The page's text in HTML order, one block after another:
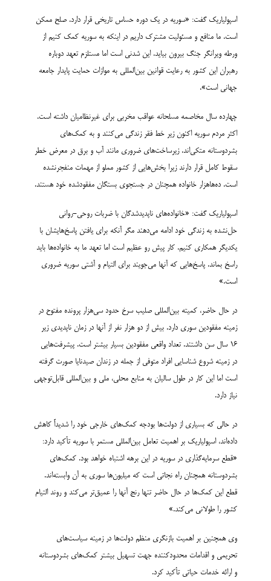
اسپولیاریک گفت: «سوریه در یک دوره حساس تاریخی قرار دارد. صلح ممکن
است. ما منافع و مسئولیت مشترک داریم در اینکه به سوریه کمک کنیم از
ورطه ویرانگر جنگ بیرون بیاید. این شدنی است اما مستلزم تعهد دوباره
رهبران این کشور به رعایت قوانین بین‌المللی به موازات حمایت پایدار جامعه
جهانی است».
چهارده سال مخاصمه مسلحانه عواقب مخربی برای غیرنظامیان داشته است.
اکثر مردم سوریه اکنون زیر خط فقر زندگی می‌کنند و به کمک‌های
بشردوستانه متکی‌اند. زیرساخت‌های ضروری مانند آب و برق در معرض خطر
سقوط کامل قرار دارند زیرا بخش‌هایی از کشور مملو از مهمات منفجرنشده
است. ده‌هاهزار خانواده همچنان در جستجوی بستگان مفقودشده خود هستند.
اسپولیاریک گفت: «خانواده‌های ناپدیدشدگان با ضربات روحی-روانی
حل‌نشده به زندگی خود ادامه می‌دهند مگر آنکه برای یافتن پاسخ‌هایشان با
یکدیگر همکاری کنیم. کار پیش رو عظیم است اما تعهد ما به خانواده‌ها باید
راسخ بماند. پاسخ‌هایی که آنها می‌جویند برای التیام و آشتی سوریه ضروری
است.»
در حال حاضر، کمیته بین‌المللی صلیب سرخ حدود سی‌هزار پرونده مفتوح در
زمینه مفقودین سوری دارد. بیش از دو هزار نفر از آنها در زمان ناپدیدی زیر
16 سال سن داشتند. تعداد واقعی مفقودین بسیار بیشتر است. پیشرفت‌هایی
در زمینه شروع شناسایی افراد متوفی از جمله در زندان صیدنایا صورت گرفته
است اما این کار در طول سالیان به منابع محلی، ملی و بین‌المللی قابل‌توجهی
نیاز دارد.
در حالی که بسیاری از دولت‌ها بودجه کمک‌های خارجی خود را شدیداً کاهش
داده‌اند، اسپولیاریک بر اهمیت تعامل بین‌المللی مستمر با سوریه تأکید دارد:
«قطع سرمایه‌گذاری در سوریه در این برهه اشتباه خواهد بود. کمک‌های
بشردوستانه همچنان راه نجاتی است که میلیون‌ها سوری به آن وابسته‌اند.
قطع این کمک‌ها در حال حاضر تنها رنج آنها را عمیق‌تر می‌کند و روند التیام
کشور را طولانی می‌کند.»
وی همچنین بر اهمیت بازنگری منظم دولت‌ها در زمینه سیاست‌های
تحریمی و اقدامات محدودکننده جهت تسهیل بیشتر کمک‌های بشردوستانه
و ارائه خدمات حیاتی تأکید کرد.